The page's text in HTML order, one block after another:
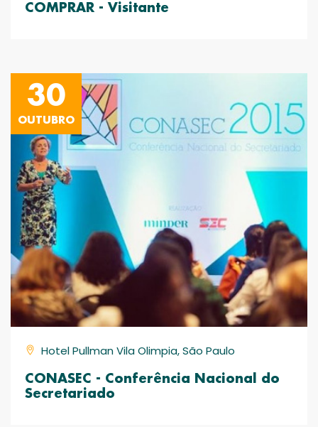
COMPRAR - Visitante
30
OUTUBRO
Hotel Pullman Vila Olimpia, São Paulo
CONASEC - Conferência Nacional do
Secretariado